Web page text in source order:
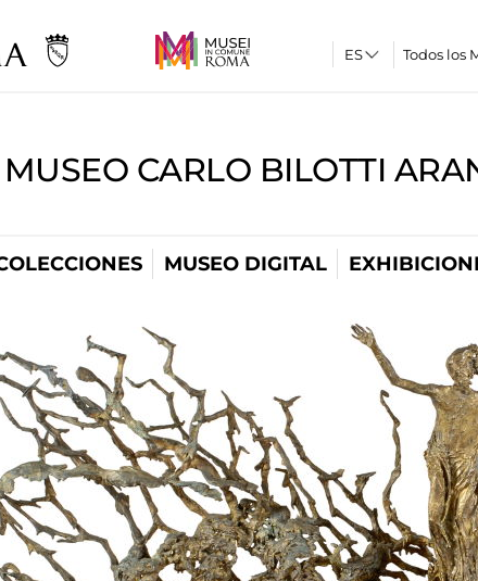
Todos los
MUSEO CARLO BILOTTI
MUSEO DIGITAL